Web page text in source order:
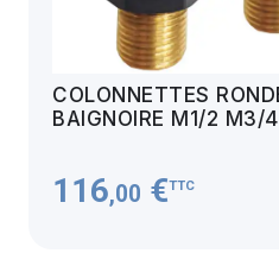
COLONNETTES
BAIGNOIRE M1/2 M3/
116,00 €TTC